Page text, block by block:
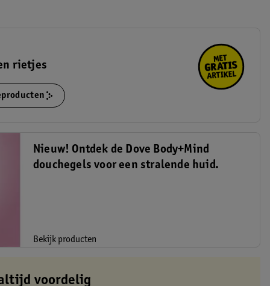
rietjes
Nieuw! Ontdek de Dove Body+Mind
douchegels voor een stralende huid.
Bekijk producten
voordelig